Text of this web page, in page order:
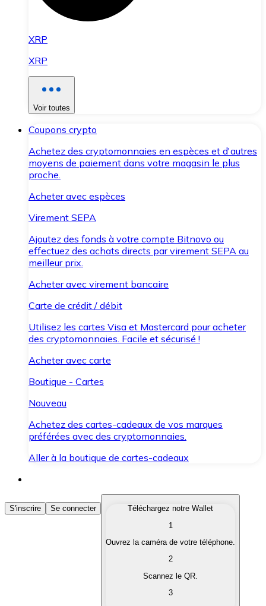
XRP
XRP
Voir toutes
Coupons crypto
Achetez des cryptomonnaies en espèces et d'autres
moyens de paiement dans votre magasin le plus
proche.
Acheter avec espèces
Virement SEPA
Ajoutez des fonds à votre compte Bitnovo ou
effectuez des achats directs par virement SEPA au
meilleur prix.
Acheter avec virement bancaire
Carte de crédit / débit
Utilisez les cartes Visa et Mastercard pour acheter
des cryptomonnaies. Facile et sécurisé !
Acheter avec carte
Boutique - Cartes
Nouveau
Achetez des cartes-cadeaux de vos marques
préférées avec des cryptomonnaies.
Aller à la boutique de cartes-cadeaux
Acheter des Cryptomonnaies
Achetez les cryptomonnaies qui vous intéressent
Convertissez vos cryptomonnaies en monnaie
S'inscrire Se connecter
Téléchargez notre Wallet
1
Ouvrez la caméra de votre téléphone.
2
Scannez le QR.
3